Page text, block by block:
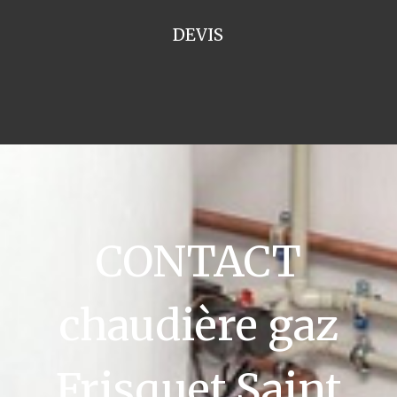
DEVIS
CONTACT
chaudière gaz